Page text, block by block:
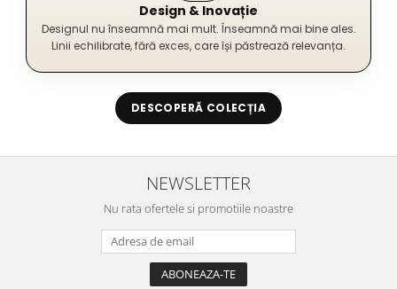
Design & Inovație
Designul nu înseamnă mai mult. Înseamnă mai bine ales.
Linii echilibrate, fără exces, care își păstrează relevanța.
DESCOPERĂ COLECȚIA
NEWSLETTER
Nu rata ofertele si promotiile noastre